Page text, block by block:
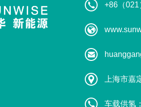
+86（
上海市嘉
车载供氢